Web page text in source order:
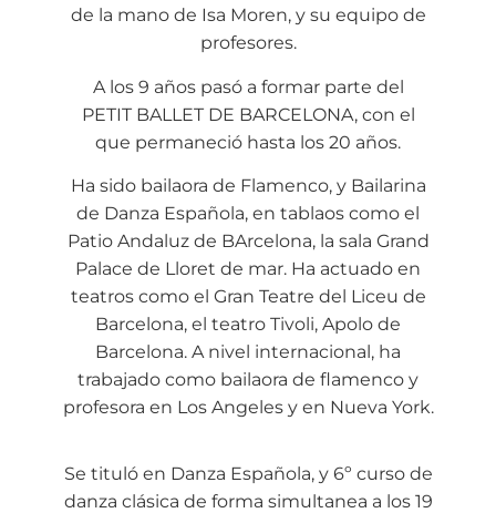
de la mano de Isa Moren, y su equipo de
profesores.
A los 9 años pasó a formar parte del
PETIT BALLET DE BARCELONA, con el
que permaneció hasta los 20 años.
Ha sido bailaora de Flamenco, y Bailarina
de Danza Española, en tablaos como el
Patio Andaluz de BArcelona, la sala Grand
Palace de Lloret de mar. Ha actuado en
teatros como el Gran Teatre del Liceu de
Barcelona, el teatro Tivoli, Apolo de
Barcelona. A nivel internacional, ha
trabajado como bailaora de flamenco y
profesora en Los Angeles y en Nueva York.
Se tituló en Danza Española, y 6º curso de
danza clásica de forma simultanea a los 19